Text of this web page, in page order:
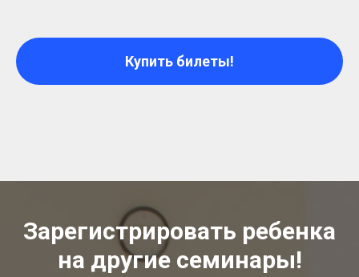
Купить билеты!
Зарегистрировать ребенка
на другие семинары!